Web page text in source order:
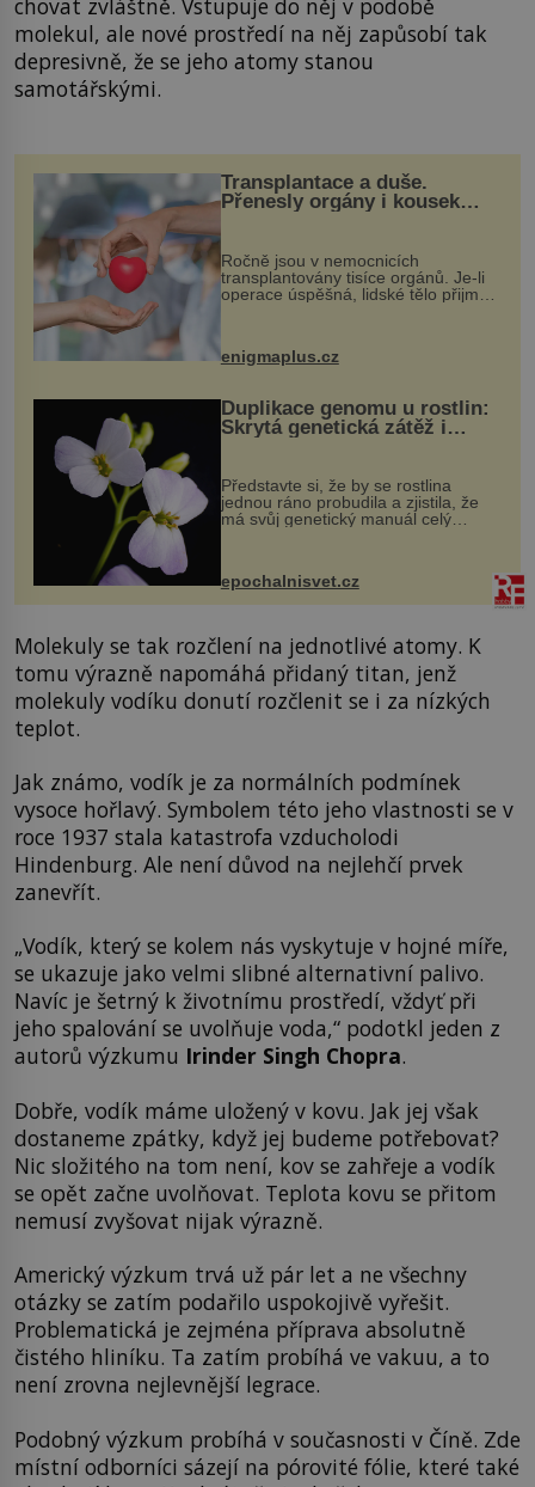
chovat zvláštně. Vstupuje do něj v podobě
molekul, ale nové prostředí na něj zapůsobí tak
depresivně, že se jeho atomy stanou
samotářskými.
Transplantace a duše.
Přenesly orgány i kousek
Ročně jsou v nemocnicích
transplantovány tisíce orgánů. Je-li
operace úspěšná, lidské tělo přijme
enigmaplus.cz
Duplikace genomu u rostlin:
Skrytá genetická zátěž i
Představte si, že by se rostlina
jednou ráno probudila a zjistila, že
má svůj genetický manuál celý
vstupenka...
epochalnisvet.cz
Molekuly se tak rozčlení na jednotlivé atomy. K
tomu výrazně napomáhá přidaný titan, jenž
molekuly vodíku donutí rozčlenit se i za nízkých
teplot.
Jak známo, vodík je za normálních podmínek
vysoce hořlavý. Symbolem této jeho vlastnosti se v
roce 1937 stala katastrofa vzducholodi
Hindenburg. Ale není důvod na nejlehčí prvek
zanevřít.
„Vodík, který se kolem nás vyskytuje v hojné míře,
se ukazuje jako velmi slibné alternativní palivo.
Navíc je šetrný k životnímu prostředí, vždyť při
jeho spalování se uvolňuje voda,“ podotkl jeden z
autorů výzkumu Irinder Singh Chopra.
Dobře, vodík máme uložený v kovu. Jak jej však
dostaneme zpátky, když jej budeme potřebovat?
Nic složitého na tom není, kov se zahřeje a vodík
se opět začne uvolňovat. Teplota kovu se přitom
nemusí zvyšovat nijak výrazně.
Americký výzkum trvá už pár let a ne všechny
otázky se zatím podařilo uspokojivě vyřešit.
Problematická je zejména příprava absolutně
čistého hliníku. Ta zatím probíhá ve vakuu, a to
není zrovna nejlevnější legrace.
Podobný výzkum probíhá v současnosti v Číně. Zde
místní odborníci sázejí na pórovité fólie, které také